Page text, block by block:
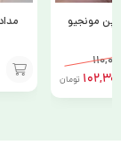
افزودن